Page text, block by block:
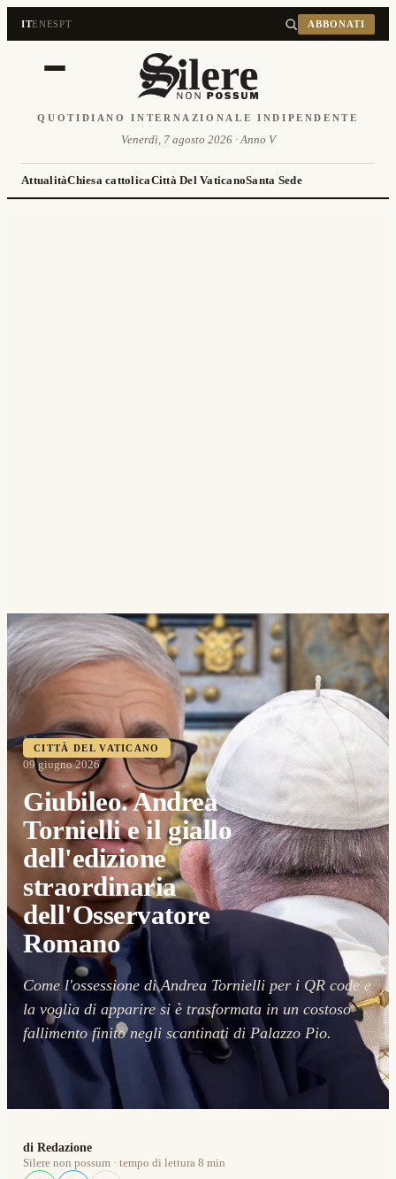
ITENESPT ABBONATI
QUOTIDIANO INTERNAZIONALE INDIPENDENTE
Venerdì, 7 agosto 2026 · Anno V
AttualitàChiesa cattolicaCittà Del VaticanoSanta Sede
CITTÀ DEL VATICANO
09 giugno 2026
Giubileo. Andrea
Tornielli e il giallo
dell'edizione
straordinaria
dell'Osservatore
Romano
Come l'ossessione di Andrea Tornielli per i QR code e
la voglia di apparire si è trasformata in un costoso
fallimento finito negli scantinati di Palazzo Pio.
di Redazione
Silere non possum · tempo di lettura 8 min